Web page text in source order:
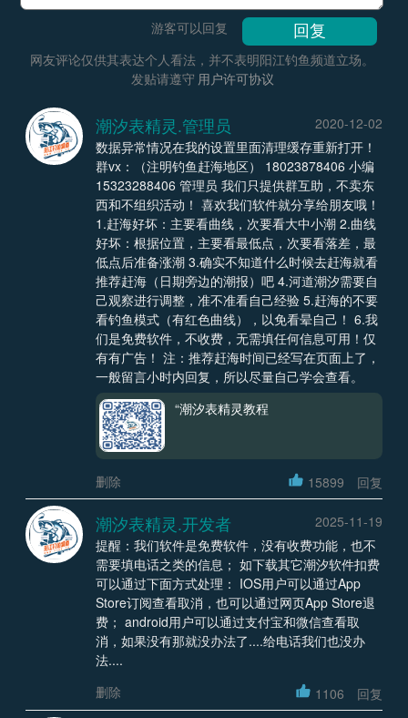
游客可以回复
网友评论仅供其表达个人看法，并不表明阳江钓鱼频道立场。
发贴请遵守 用户许可协议
潮汐表精灵.管理员
2020-12-02
数据异常情况在我的设置里面清理缓存重新打开！
群vx：（注明钓鱼赶海地区） 18023878406 小编
15323288406 管理员 我们只提供群互助，不卖东
西和不组织活动！ 喜欢我们软件就分享给朋友哦！
1.赶海好坏：主要看曲线，次要看大中小潮 2.曲线
好坏：根据位置，主要看最低点，次要看落差，最
低点后准备涨潮 3.确实不知道什么时候去赶海就看
推荐赶海（日期旁边的潮报）吧 4.河道潮汐需要自
己观察进行调整，准不准看自己经验 5.赶海的不要
看钓鱼模式（有红色曲线），以免看晕自己！ 6.我
们是免费软件，不收费，无需填任何信息可用！仅
有有广告！ 注：推荐赶海时间已经写在页面上了，
一般留言小时内回复，所以尽量自己学会查看。
“潮汐表精灵教程
删除 15899 回复
潮汐表精灵.开发者
2025-11-19
提醒：我们软件是免费软件，没有收费功能，也不
需要填电话之类的信息； 如下载其它潮汐软件扣费
可以通过下面方式处理： IOS用户可以通过App
Store订阅查看取消，也可以通过网页App Store退
费； android用户可以通过支付宝和微信查看取
消，如果没有那就没办法了....给电话我们也没办
法....
删除
1106 回复